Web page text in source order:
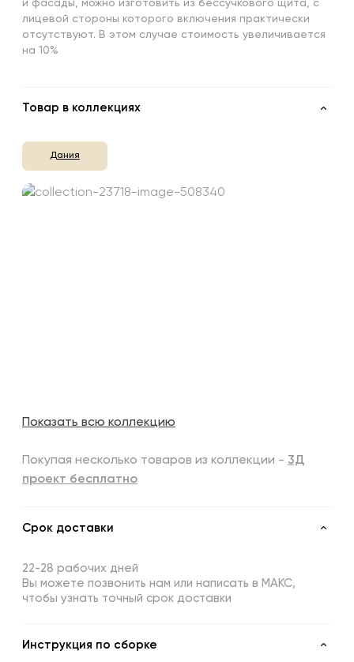
и фасады, можно изготовить из бессучкового щита, с
лицевой стороны которого включения практически
отсутствуют. В этом случае стоимость увеличивается
на 10%
Товар в коллекциях
Дания
Показать всю коллекцию
Покупая несколько товаров из коллекции - 3Д
проект бесплатно
Срок доставки
22-28 рабочих дней
Вы можете позвонить нам или написать в МАКС,
чтобы узнать точный срок доставки
Инструкция по сборке